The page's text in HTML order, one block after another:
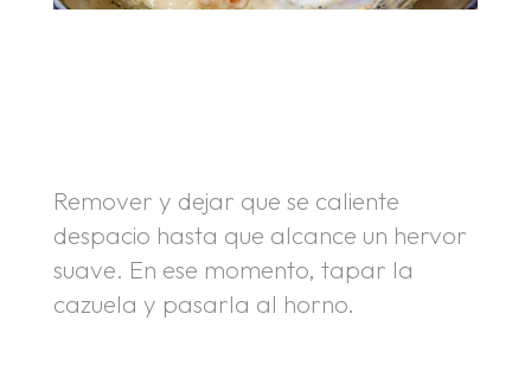
Remover y dejar que se caliente
despacio hasta que alcance un hervor
suave. En ese momento, tapar la
cazuela y pasarla al horno.